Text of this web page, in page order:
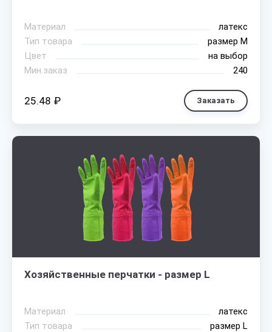
Материал
латекс
Тип товара
размер М
Цвет
на выбор
Мин.заказ
240
25.48 ₽ Заказать
Хозяйственные перчатки - размер L
Материал
латекс
Тип товара
размер L